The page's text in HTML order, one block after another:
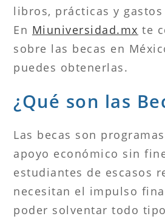
libros, prácticas y gastos
En Miuniversidad.mx te
sobre las becas en
puedes obtenerlas.
¿Qué son las
Las becas son
apoyo económico sin
estudiantes de escasos
necesitan el impulso
poder solventar todo